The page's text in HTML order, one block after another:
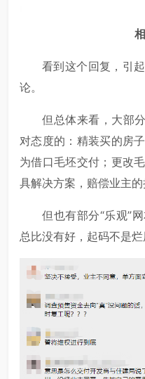
看到这个回复，引
论。
但总体来看，大部
对态度的：精装买的房
为借口毛坯交付；更改
具解决方案，赔偿业主的
但也有部分“乐观”
总比没有好，起码不是烂